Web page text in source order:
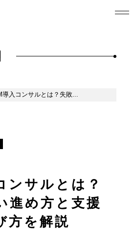
導入コンサルとは？失敗...
ンサルとは？
進め方と支援
方を解説